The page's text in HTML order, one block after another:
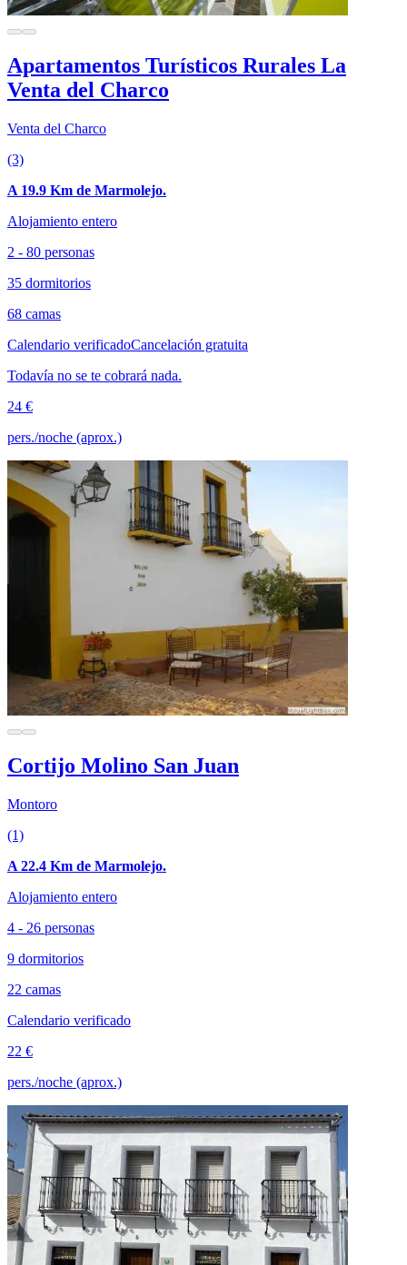
Apartamentos Turísticos Rurales La
Venta del Charco
Venta del Charco
(3)
A 19.9 Km de Marmolejo.
Alojamiento entero
2 - 80 personas
35 dormitorios
68 camas
Calendario verificadoCancelación gratuita
Todavía no se te cobrará nada.
24 €
pers./noche (aprox.)
Cortijo Molino San Juan
Montoro
(1)
A 22.4 Km de Marmolejo.
Alojamiento entero
4 - 26 personas
9 dormitorios
22 camas
Calendario verificado
22 €
pers./noche (aprox.)